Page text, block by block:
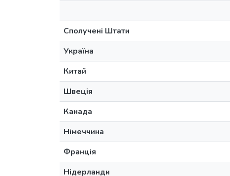
Сполучені Штати
Україна
Китай
Швеція
Канада
Німеччина
Франція
Нідерланди